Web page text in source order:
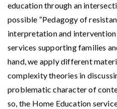
education through an
possible “Pedagogy of
interpretation and
services supporting families
hand, we apply different
complexity theories in
problematic character of
so, the Home Education